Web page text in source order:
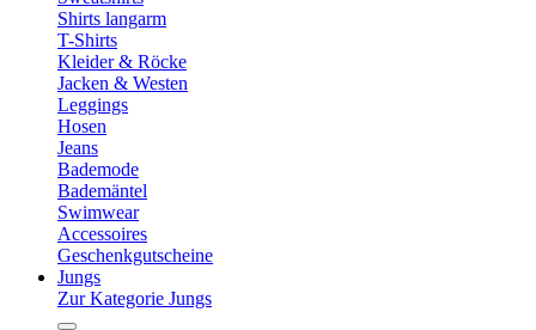
Shirts langarm
T-Shirts
Kleider & Röcke
Jacken & Westen
Leggings
Hosen
Jeans
Bademode
Bademäntel
Swimwear
Accessoires
Geschenkgutscheine
Jungs
Zur Kategorie Jungs